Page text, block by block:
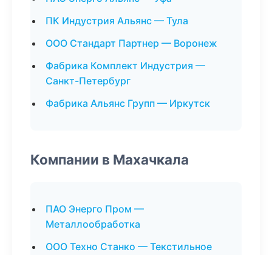
ПК Индустрия Альянс — Тула
ООО Стандарт Партнер — Воронеж
Фабрика Комплект Индустрия —
Санкт-Петербург
Фабрика Альянс Групп — Иркутск
Компании в Махачкала
ПАО Энерго Пром —
Металлообработка
ООО Техно Станко — Текстильное